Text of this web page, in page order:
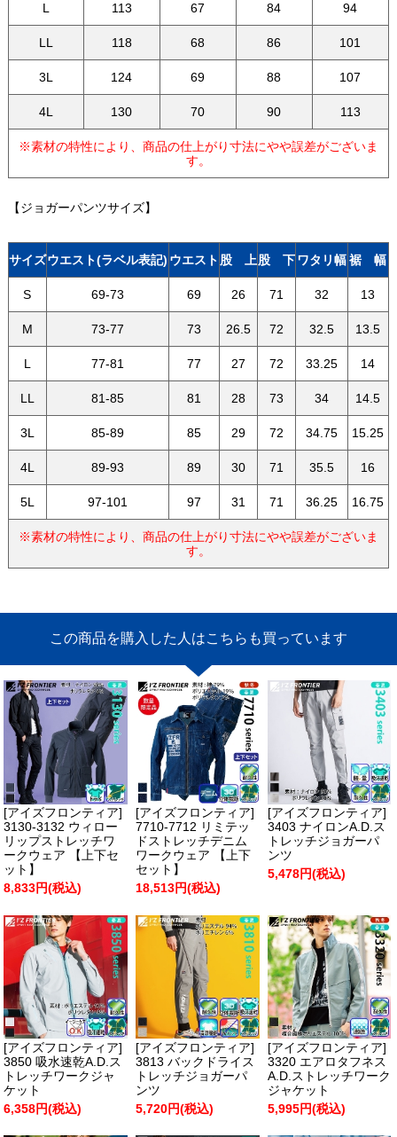
L 113 67 84 94
LL 118 68 86 101
3L 124 69 88 107
4L 130 70 90 113
※素材の特性により、商品の仕上がり寸法にやや誤差がございま
す。
【ジョガーパンツサイズ】
サイズウエスト(ラベル表記) ウエスト 股 上股 下ワタリ幅 裾 幅
S 69-73 69 26 71 32 13
M 73-77 73 26.5 72 32.5 13.5
L 77-81 77 27 72 33.25 14
LL 81-85 81 28 73 34 14.5
3L 85-89 85 29 72 34.75 15.25
4L 89-93 89 30 71 35.5 16
5L 97-101 97 31 71 36.25 16.75
※素材の特性により、商品の仕上がり寸法にやや誤差がございま
す。
この商品を購入した人はこちらも買っています
[アイズフロンティア]
3130-3132 ウィロー
リップストレッチワ
ークウェア 【上下セ
ット】
8,833円(税込)
[アイズフロンティア]
7710-7712 リミテッ
ドストレッチデニム
ワークウェア 【上下
セット】
18,513円(税込)
[アイズフロンティア]
3403 ナイロンA.D.ス
トレッチジョガーパ
ンツ
5,478円(税込)
[アイズフロンティア]
3850 吸水速乾A.D.ス
トレッチワークジャ
ケット
6,358円(税込)
[アイズフロンティア]
3813 バックドライス
トレッチジョガーパ
ンツ
5,720円(税込)
[アイズフロンティア]
3320 エアロタフネス
A.D.ストレッチワーク
ジャケット
5,995円(税込)